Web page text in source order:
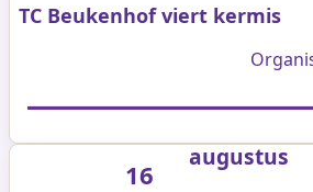
TC Beukenhof viert kermis
16
augustus